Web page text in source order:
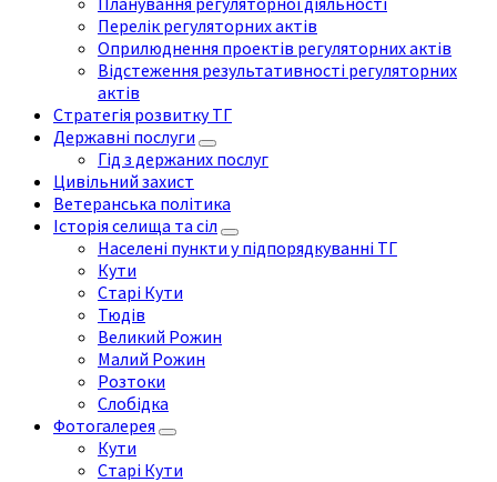
Перелік регуляторних актів
Оприлюднення проектів регуляторних актів
Відстеження результативності регуляторних
актів
Стратегія розвитку ТГ
Державні послуги
Гід з держаних послуг
Цивільний захист
Ветеранська політика
Історія селища та сіл
Населені пункти у підпорядкуванні ТГ
Кути
Старі Кути
Тюдів
Великий Рожин
Малий Рожин
Розтоки
Слобідка
Фотогалерея
Кути
Старі Кути